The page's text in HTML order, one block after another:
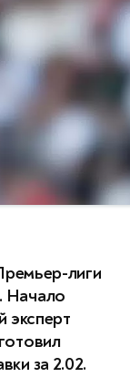
лиги
Начало
эксперт
за 2.02.